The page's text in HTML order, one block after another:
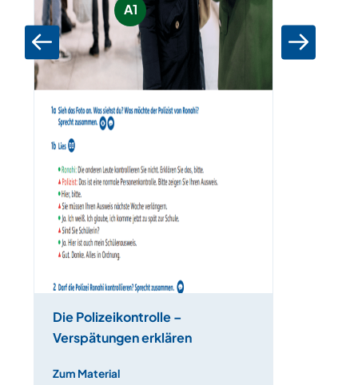
A1
Die Polizeikontrolle –
Verspätungen erklären
Zum Material